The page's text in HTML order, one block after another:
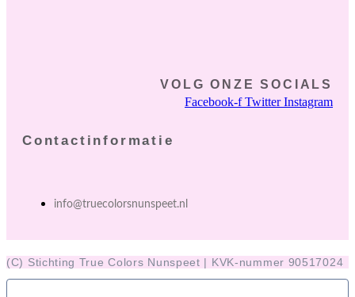
VOLG ONZE SOCIALS
Facebook-f Twitter Instagram
Contactinformatie
info@truecolorsnunspeet.nl
(C) Stichting True Colors Nunspeet | KVK-nummer 90517024